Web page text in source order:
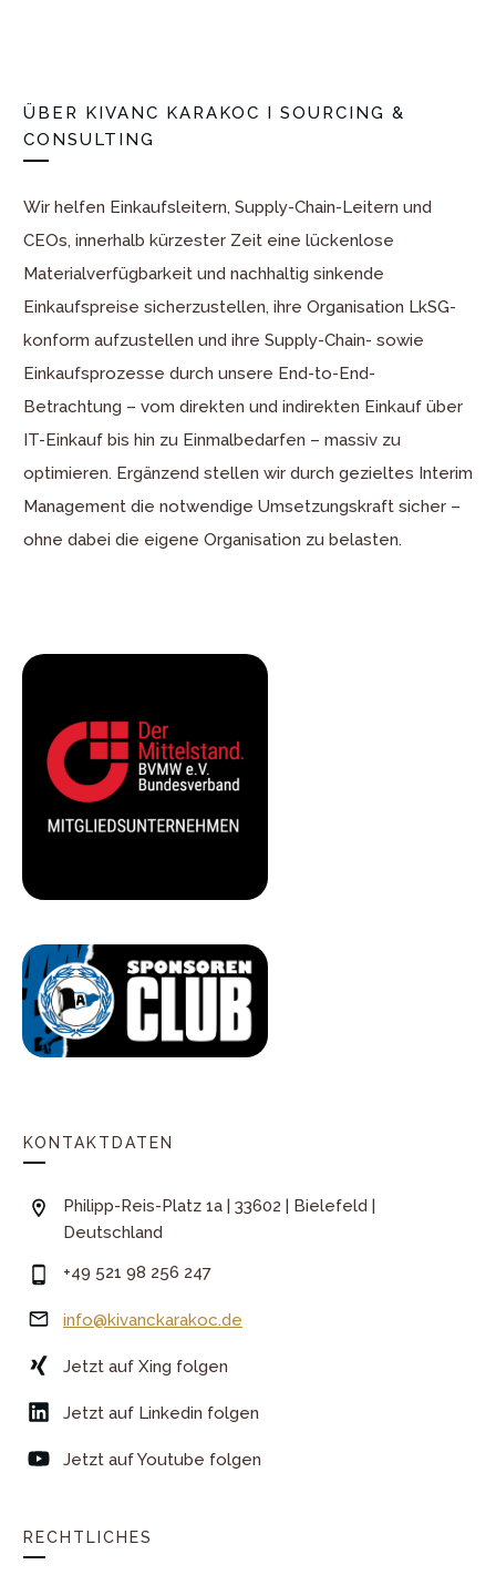
ÜBER KIVANC KARAKOC I SOURCING &
CONSULTING
Wir helfen Einkaufsleitern, Supply-Chain-Leitern und
CEOs, innerhalb kürzester Zeit eine lückenlose
Materialverfügbarkeit und nachhaltig sinkende
Einkaufspreise sicherzustellen, ihre Organisation LkSG-
konform aufzustellen und ihre Supply-Chain- sowie
Einkaufsprozesse durch unsere End-to-End-
Betrachtung – vom direkten und indirekten Einkauf über
IT-Einkauf bis hin zu Einmalbedarfen – massiv zu
optimieren. Ergänzend stellen wir durch gezieltes Interim
Management die notwendige Umsetzungskraft sicher –
ohne dabei die eigene Organisation zu belasten.
KONTAKTDATEN
Philipp-Reis-Platz 1a | 33602 | Bielefeld |
Deutschland
+49 521 98 256 247
info@kivanckarakoc.de
Jetzt auf Xing folgen
Jetzt auf Linkedin folgen
Jetzt auf Youtube folgen
RECHTLICHES